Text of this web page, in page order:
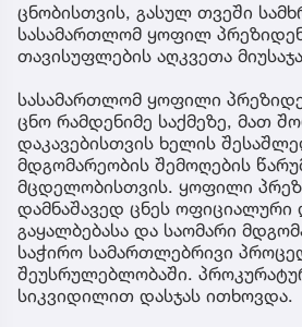
ცნობისთვის, გასულ თვეში
სასამართლომ ყოფილ
თავისუფლების აღკვეთა
სასამართლომ ყოფილი
ცნო რამდენიმე საქმეზე, მათ
დაკავებისთვის ხელის
მდგომარეობის შემოღების
მცდელობისთვის. ყოფილი
დამნაშავედ ცნეს ოფიციალური
გაყალბებასა და საომარი
საჭირო სამართლებრივი
შეუსრულებლობაში.
სიკვიდილით დასჯას ითხოვდა.